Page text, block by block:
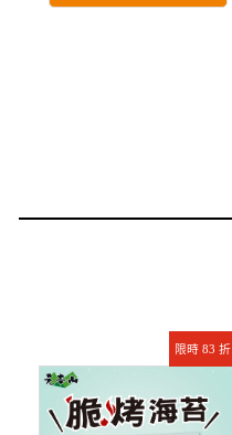
限時 83 折